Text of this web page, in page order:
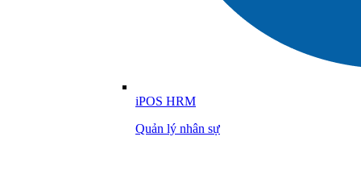
iPOS HRM
Quản lý nhân sự